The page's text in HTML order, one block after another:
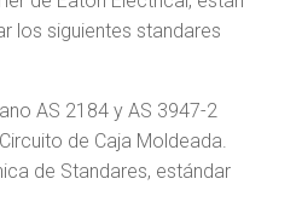
los siguientes standares
AS 2184 y AS 3947-2
de Caja Moldeada.
de Standares, estándar